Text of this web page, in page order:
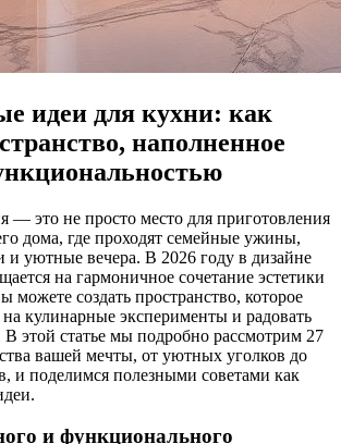
идеи для кухни: как
наполненное
— это не просто место для приготовления
дома, где проходят семейные ужины,
и уютные вечера. В 2026 году в дизайне
на гармоничное сочетание эстетики
можете создать пространство, которое
на кулинарные эксперименты и радовать
В этой статье мы подробно рассмотрим 27
вашей мечты, от уютных уголков до
и поделимся полезными советами как
и функционального